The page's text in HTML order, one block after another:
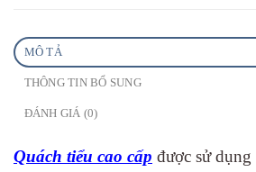
MÔ TẢ
THÔNG TIN BỔ SUNG
ĐÁNH GIÁ (0)
Quách tiểu cao cấp được sử dụng